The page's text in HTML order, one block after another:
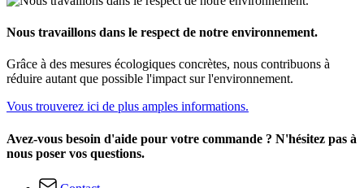
Nous travaillons dans le respect de notre environnement.
Grâce à des mesures écologiques concrètes, nous contribuons à
réduire autant que possible l'impact sur l'environnement.
Vous trouverez ici de plus amples informations.
Avez-vous besoin d'aide pour votre commande ? N'hésitez pas à
nous poser vos questions.